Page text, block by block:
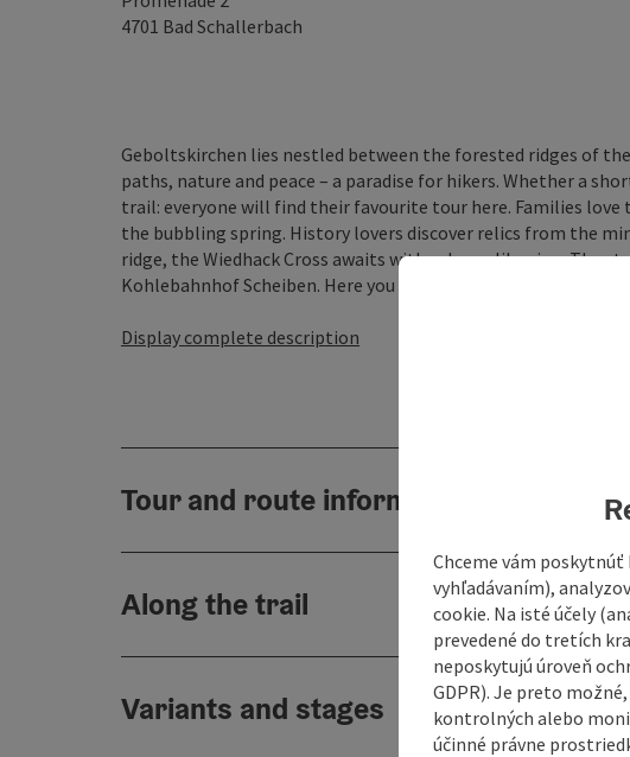
4701 Bad Schallerbach
Geboltskirchen lies nestled between the forested ridges of
paths, nature and peace – a paradise for hikers. Whether a
trail: everyone will find their favourite tour here. Families
the bubbling spring. History lovers discover relics from the
ridge, the Wiedhack Cross awaits with a dreamlike view. The
Kohlebahnhof Scheiben. Here you can feel history ...
Display complete description
Tour and route information
Along the trail
Variants and stages
Chceme vám
vyhľadávaním),
cookie. Na isté účely
prevedené do tretích
neposkytujú úroveň
GDPR). Je preto
kontrolných alebo
účinné právne